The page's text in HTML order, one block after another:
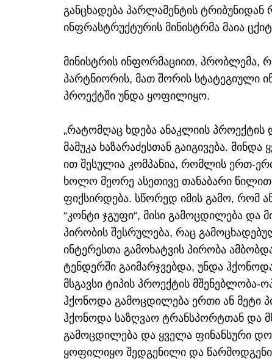
განცხადება პარლამენტის
ინფრასტრუქტურის მინისტრმა მაია
მინისტრის ინფორმაციით, პრობლემა,
პარტნიორის, მათ შორის სტატეგიული
პროექტში უნდა ყოფილიყო.
„რატომღაც ხდება ანაკლიის
მამუკა ხაზარაძესთან გაიგივება.
ით შესულია კომპანია, რომლის ერთ-
ხოლო მეორე ასეთივე თანაბარი წილით
ფიქსირდება. სწორედ იმის გამო, რომ
“კონტი ჯგუფი“, მისი გამოცდილება და
პირობის შესრულება, რაც
ინტერესთა გამოხატვის პირობა
ტენდერში გაიმარჯვებდა, უნდა
მსგავსი ტიპის პროექტის მშენებლობა-
ჰქონოდა გამოცდილება ერთი ან მეტი
ჰქონოდა საზღვაო ტრანსპორტთან და
გამოცდილება და ყველა ფინანსური
ყოფილიყო შედგენილი და